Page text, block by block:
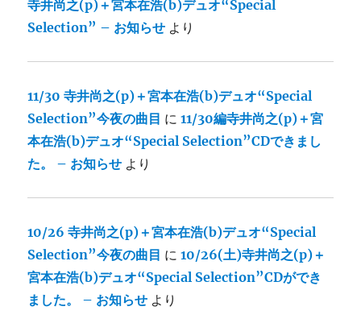
寺井尚之(p)＋宮本在浩(b)デュオ“Special
Selection” – お知らせ より
11/30 寺井尚之(p)＋宮本在浩(b)デュオ“Special
Selection”今夜の曲目 に11/30編寺井尚之(p)＋宮
本在浩(b)デュオ“Special Selection”CDできまし
た。 – お知らせ より
10/26 寺井尚之(p)＋宮本在浩(b)デュオ“Special
Selection”今夜の曲目 に10/26(土)寺井尚之(p)＋
宮本在浩(b)デュオ“Special Selection”CDができ
ました。 – お知らせ より